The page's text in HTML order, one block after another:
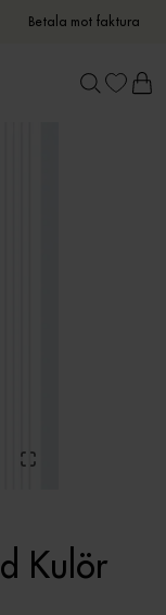
Betala mot faktura
Kulör